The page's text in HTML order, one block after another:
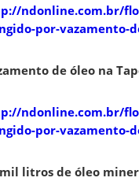
ndonline.com.br/
por-vazamento-
de óleo na
ndonline.com.br/
por-vazamento-
litros de óleo